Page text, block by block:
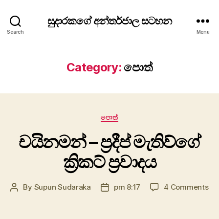
Search
සුදාරකගේ අන්තර්ජාල සටහන
Menu
Category: පොත්
Categories
පොත්
චයිනමන් – ප්‍රදීප් මැතිව්ගේ
ක්‍රිකට් ප්‍රවාදය
Post
By Supun Sudaraka
Postpm 8:17 4 Commentson